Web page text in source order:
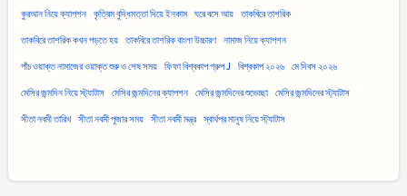
কুরআন নিয়ে ক্যাপশন কৃত্রিম বুদ্ধিমত্তা দিয়ে ইনকাম ঘরে বসে আয় তাকবিরে তাশরিক
তাকবিরে তাশরিক কখন পড়তে হয় তাকবিরে তাশরিক বাংলা উচ্চারণ নামাজ নিয়ে ক্যাপশন
পাঁচ ওয়াক্ত নামাজের ওয়াক্ত শুরু ও শেষ সময় ফিফা বিশ্বকাপ গ্রুপ J বিশ্বকাপ ২০২৬ মে দিবস ২০২৬
মেসির জন্মদিন নিয়ে স্ট্যাটাস মেসির জন্মদিনের ক্যাপশন মেসির জন্মদিনের শুভেচ্ছা মেসির জন্মদিনের স্ট্যাটাস
সীতা নবমী তারিখ সীতা নবমী পূজার সময় সীতা নবমী মন্ত্র স্বার্থপর মানুষ নিয়ে স্ট্যাটাস